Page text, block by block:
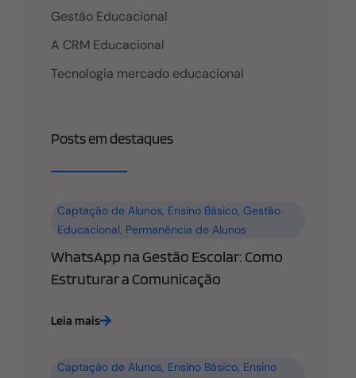
Gestão Educacional
A CRM Educacional
Tecnologia mercado educacional
Posts em destaques
Captação de Alunos, Ensino Básico,Gestão
Educacional, Permanência de Alunos
WhatsApp na Gestão Escolar: Como
Estruturar a Comunicação
Leia mais
Captação de Alunos, Ensino Básico, Ensino